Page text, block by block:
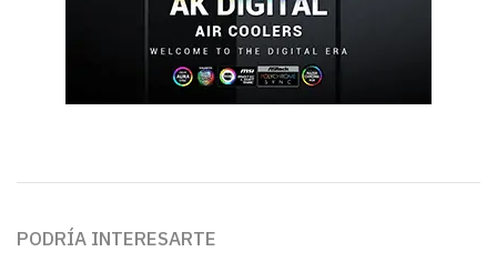
PODRÍA INTERESARTE